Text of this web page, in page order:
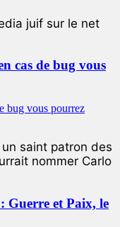
juif sur le net
cas de bug vous
saint patron des
nommer Carlo
Guerre et Paix, le